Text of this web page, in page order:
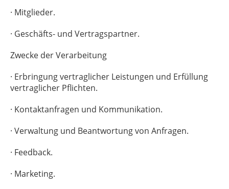
· Mitglieder.
· Geschäfts- und Vertragspartner.
Zwecke der Verarbeitung
· Erbringung vertraglicher Leistungen und Erfüllung
vertraglicher Pflichten.
· Kontaktanfragen und Kommunikation.
· Verwaltung und Beantwortung von Anfragen.
· Feedback.
· Marketing.